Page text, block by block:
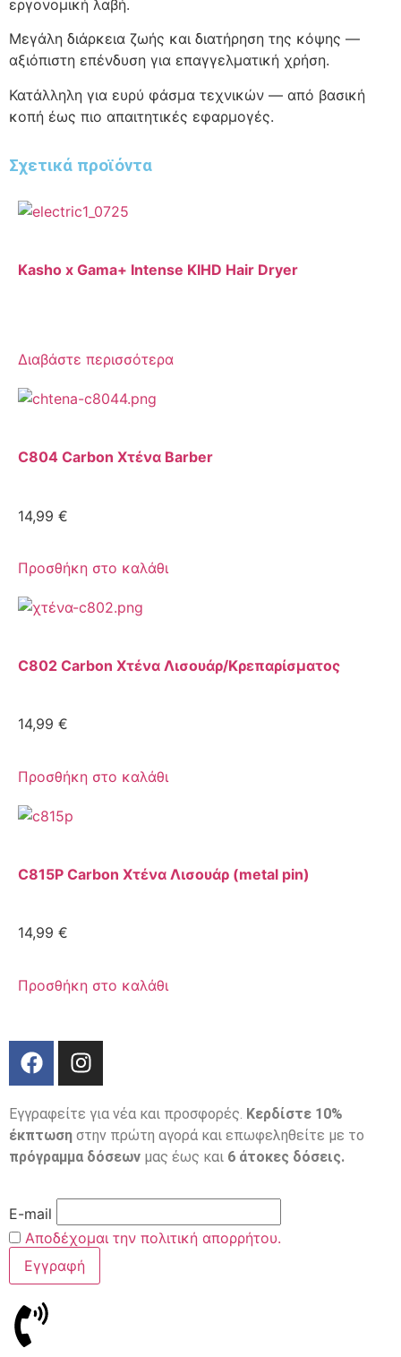
εργονομική λαβή.
Μεγάλη διάρκεια ζωής και διατήρηση της κόψης —
αξιόπιστη επένδυση για επαγγελματική χρήση.
Κατάλληλη για ευρύ φάσμα τεχνικών — από βασική
κοπή έως πιο απαιτητικές εφαρμογές.
Σχετικά προϊόντα
Kasho x Gama+ Intense KIHD Hair Dryer
Διαβάστε περισσότερα
C804 Carbon Χτένα Barber
14,99 €
Προσθήκη στο καλάθι
C802 Carbon Χτένα Λισουάρ/Κρεπαρίσματος
14,99 €
Προσθήκη στο καλάθι
C815P Carbon Χτένα Λισουάρ (metal pin)
14,99 €
Προσθήκη στο καλάθι
Εγγραφείτε για νέα και προσφορές. Κερδίστε 10%
έκπτωση στην πρώτη αγορά και επωφεληθείτε με το
πρόγραμμα δόσεων μας έως και 6 άτοκες δόσεις.
E-mail
Αποδέχομαι την πολιτική απορρήτου.